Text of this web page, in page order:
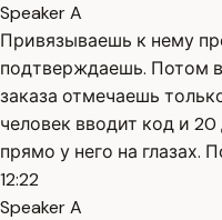
Speaker A
Привязываешь к нему
подтверждаешь. Потом
заказа отмечаешь
человек вводит код и
прямо у него на глазах.
12:22
Speaker A